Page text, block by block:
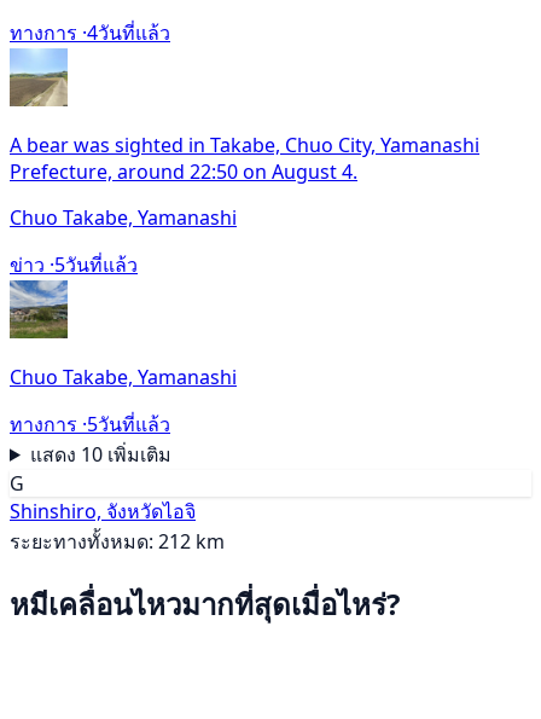
ทางการ ·4วันที่แล้ว
A bear was sighted in Takabe, Chuo City, Yamanashi
Prefecture, around 22:50 on August 4.
Chuo Takabe, Yamanashi
ข่าว ·5วันที่แล้ว
Chuo Takabe, Yamanashi
ทางการ ·5วันที่แล้ว
แสดง 10 เพิ่มเติม
G
Shinshiro, จังหวัดไอจิ
ระยะทางทั้งหมด: 212 km
หมีเคลื่อนไหวมากที่สุดเมื่อไหร่?